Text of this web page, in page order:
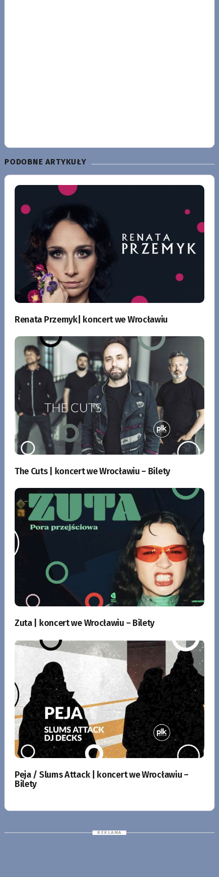
PODOBNE ARTYKUŁY
Renata Przemyk| koncert we Wrocławiu
The Cuts | koncert we Wrocławiu – Bilety
Zuta | koncert we Wrocławiu – Bilety
Peja / Slums Attack | koncert we Wrocławiu –
Bilety